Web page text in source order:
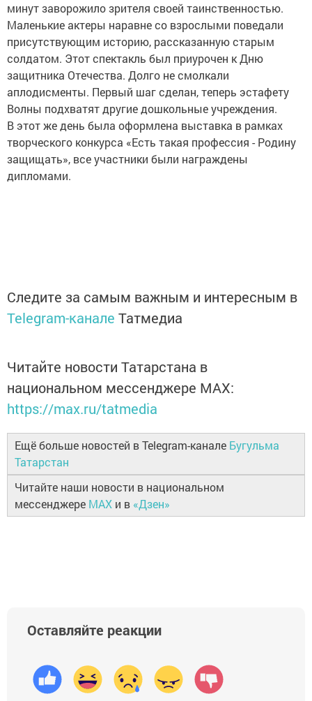
минут заворожило зрителя своей таинственностью.
Маленькие актеры наравне со взрослыми поведали
присутствующим историю, рассказанную старым
солдатом. Этот спектакль был приурочен к Дню
защитника Отечества. Долго не смолкали
аплодисменты. Первый шаг сделан, теперь эстафету
Волны подхватят другие дошкольные учреждения.
В этот же день была оформлена выставка в рамках
творческого конкурса «Есть такая профессия - Родину
защищать», все участники были награждены
дипломами.
Следите за самым важным и интересным в
Telegram-канале Татмедиа
Читайте новости Татарстана в
национальном мессенджере MАХ:
https://max.ru/tatmedia
Ещё больше новостей в Telegram-канале Бугульма
Татарстан
Читайте наши новости в национальном
мессенджере MAX и в «Дзен»
Оставляйте реакции